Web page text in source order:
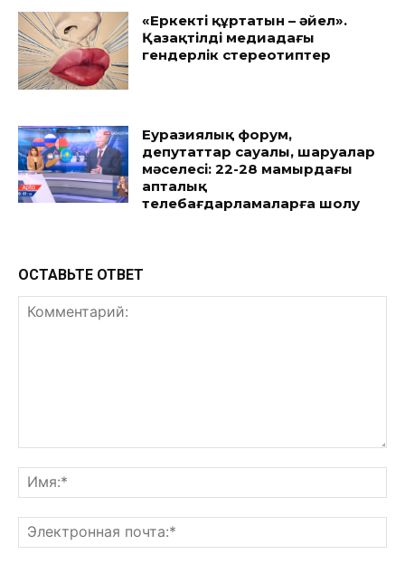
«Еркекті құртатын – әйел».
Қазақтілді медиадағы
гендерлік стереотиптер
Еуразиялық форум,
депутаттар сауалы, шаруалар
мәселесі: 22-28 мамырдағы
апталық
телебағдарламаларға шолу
ОСТАВЬТЕ ОТВЕТ